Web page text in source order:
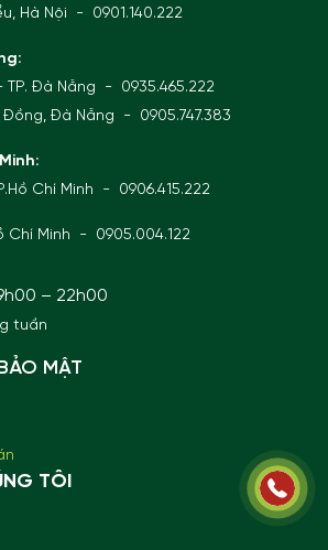
Hà Nội - 0901.140.222
TP. Đà Nẵng - 0935.465.222
Đồng, Đà Nẵng - 0905.747.383
Chí Minh - 0906.415.222
Chí Minh - 0905.004.122
– 22h00
tuần
MẬT
TÔI